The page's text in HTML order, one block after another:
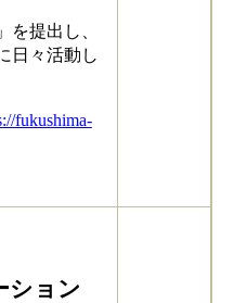
提出し、
日々活動し
fukushima-
ション